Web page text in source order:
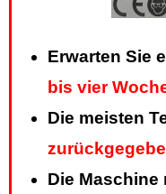
Erwarten Sie
bis vier
Die meisten
Die Maschine